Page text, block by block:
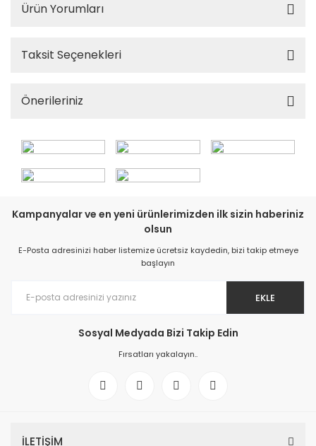
Ürün Yorumları
Taksit Seçenekleri
Önerileriniz
Kampanyalar ve en yeni ürünlerimizden ilk sizin haberiniz
olsun
E-Posta adresinizi haber listemize ücretsiz kaydedin, bizi takip etmeye
başlayın
EKLE
Sosyal Medyada Bizi Takip Edin
Fırsatları yakalayın..
İLETİŞİM